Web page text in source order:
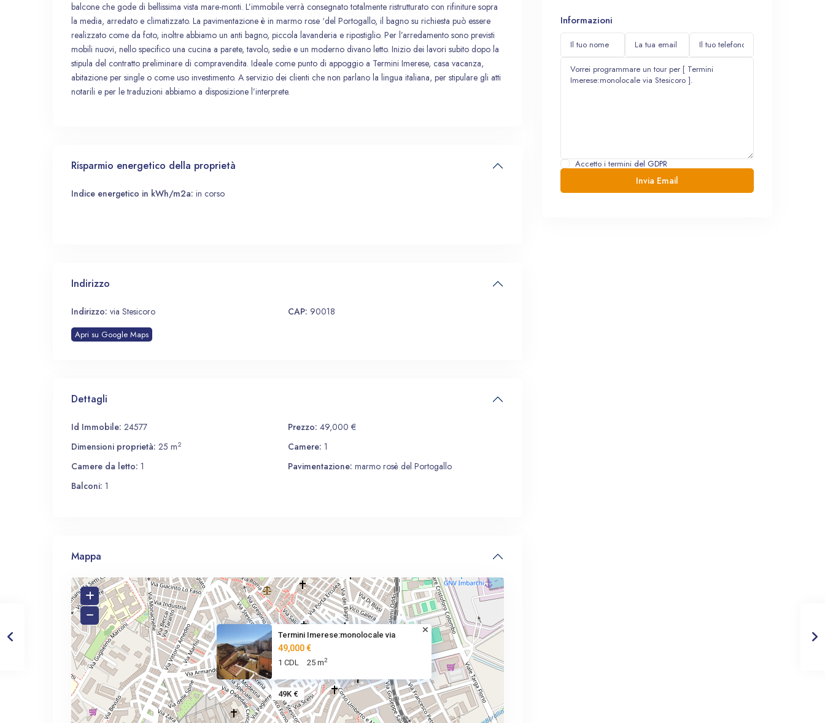
balcone che gode di bellissima vista mare-monti. L’immobile verrà consegnato totalmente ristrutturato con rifiniture sopra
la media, arredato e climatizzato. La pavimentazione è in marmo rose ‘del Portogallo, il bagno su richiesta può essere
realizzato come da foto, inoltre abbiamo un anti bagno, piccola lavanderia e ripostiglio. Per l’arredamento sono previsti
mobili nuovi, nello specifico una cucina a parete, tavolo, sedie e un moderno divano letto. Inizio dei lavori subito dopo la
stipula del contratto preliminare di compravendita. Ideale come punto di appoggio a Termini Imerese, casa vacanza,
abitazione per single o come uso investimento. A servizio dei clienti che non parlano la lingua italiana, per stipulare gli atti
notarili e per le traduzioni abbiamo a disposizione l’interprete.
Risparmio energetico della proprietà
Indice energetico in kWh/m2a: in corso
Indirizzo
Indirizzo: via Stesicoro CAP: 90018
Apri su Google Maps
Dettagli
Id Immobile: 24577 Prezzo: 49,000 €
Dimensioni proprietà: 25 m2 Camere: 1
Camere da letto: 1 Pavimentazione: marmo rosè del Portogallo
Balconi: 1
Mappa
49K €
Termini Imerese:monolocale via
49,000 €
1 CDL 25 m2
Informazioni
Accetto i termini del GDPR